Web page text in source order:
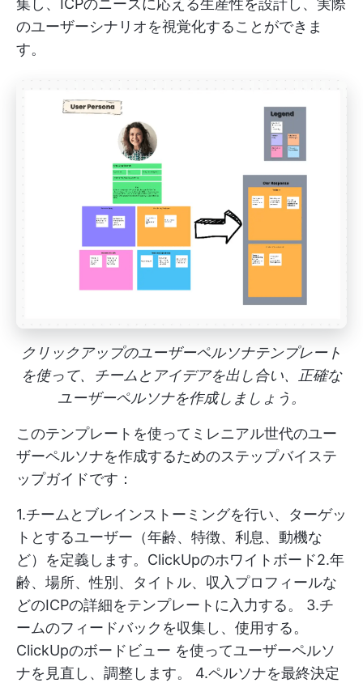
集し、ICPのニーズに応える生産性を設計し、実際
のユーザーシナリオを視覚化することができま
す。
クリックアップのユーザーペルソナテンプレート
を使って、チームとアイデアを出し合い、正確な
ユーザーペルソナを作成しましょう。
このテンプレートを使ってミレニアル世代のユー
ザーペルソナを作成するためのステップバイステ
ップガイドです：
1.チームとブレインストーミングを行い、ターゲッ
トとするユーザー（年齢、特徴、利息、動機な
ど）を定義します。 ClickUpのホワイトボード2.年
齢、場所、性別、タイトル、収入プロフィールな
どのICPの詳細をテンプレートに入力する。 3.チ
ームのフィードバックを収集し、使用する。
ClickUpのボードビュー を使ってユーザーペルソ
ナを見直し、調整します。 4.ペルソナを最終決定